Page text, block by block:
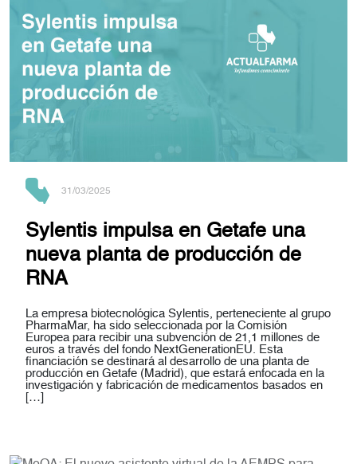
31/03/2025
Sylentis impulsa en Getafe una
nueva planta de producción de
RNA
La empresa biotecnológica Sylentis, perteneciente al grupo
PharmaMar, ha sido seleccionada por la Comisión
Europea para recibir una subvención de 21,1 millones de
euros a través del fondo NextGenerationEU. Esta
financiación se destinará al desarrollo de una planta de
producción en Getafe (Madrid), que estará enfocada en la
investigación y fabricación de medicamentos basados en
[…]